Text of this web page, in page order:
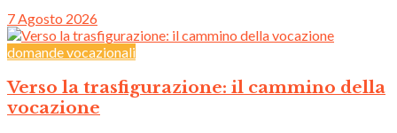
7 Agosto 2026
domande vocazionali
Verso la trasfigurazione: il cammino della
vocazione